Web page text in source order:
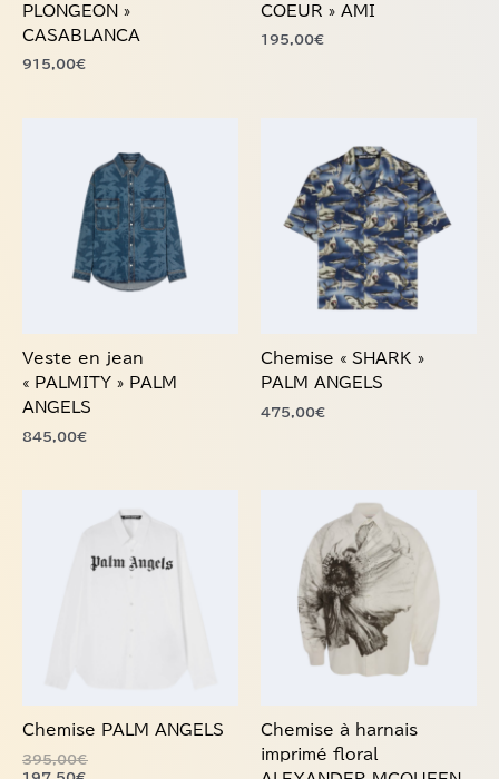
PLONGEON »
CASABLANCA
915,00€
la
COEUR » AMI
195,00€
page
Veste en jean
« PALMITY » PALM
ANGELS
845,00€
plusieurs
variations.
options
choisies
sur
la
du
Chemise « SHARK »
PALM ANGELS
475,00€
plusieurs
variations.
options
peuvent
choisies
sur
page
Chemise PALM ANGELS
395,00€
plusieurs
choisies
la
Chemise à harnais
imprimé floral
produit
plusieurs
variations.
options
peuvent
choisies
sur
la